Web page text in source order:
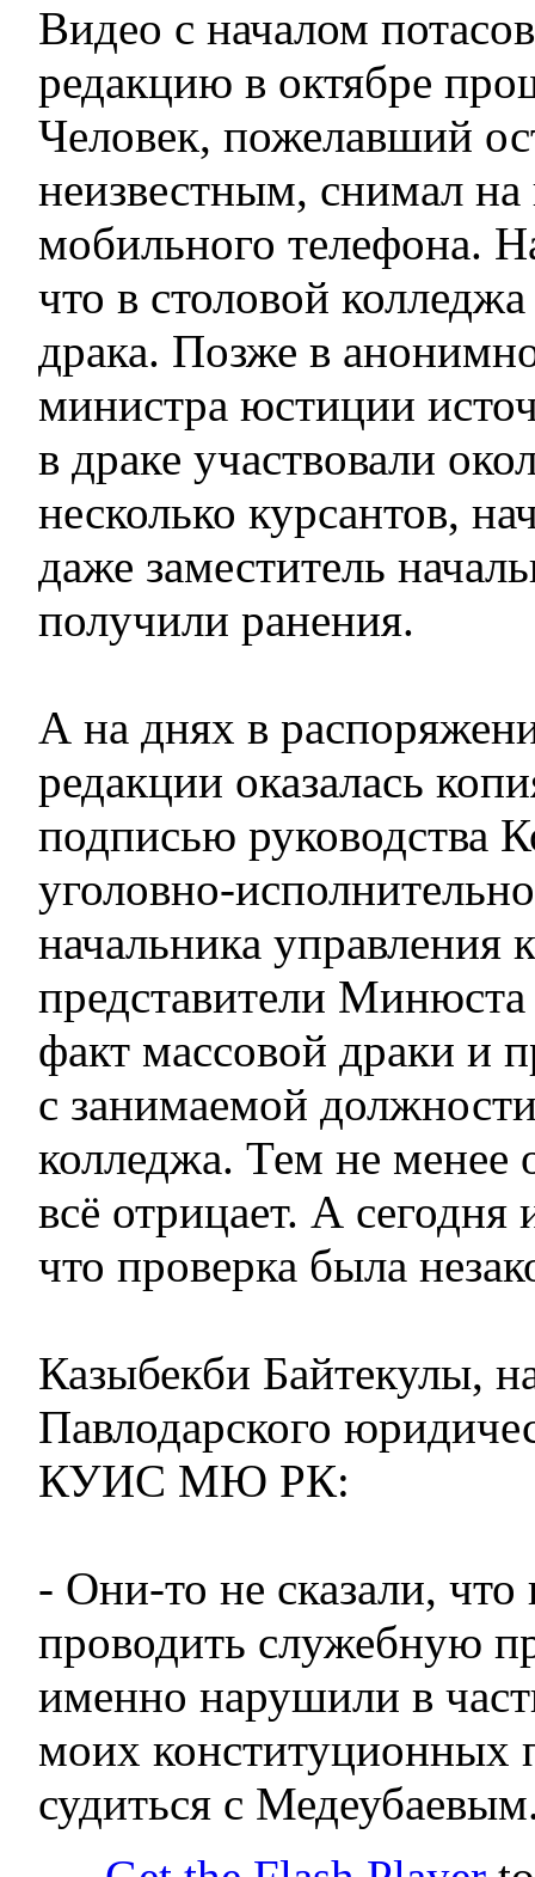
Видео с началом
редакцию в октябре
Человек, пожелавший
неизвестным, снимал на
мобильного телефона.
что в столовой
драка. Позже в
министра юстиции
в драке участвовали
несколько курсантов,
даже заместитель
получили ранения.
А на днях в
редакции оказалась
подписью руководства
уголовно-
начальника управления
представители
факт массовой драки и
с занимаемой
колледжа. Тем не
всё отрицает. А сегодня
что проверка была
Казыбекби Байтекулы,
Павлодарского
КУИС МЮ РК:
- Они-то не сказали, что
проводить служебную
именно нарушили в
моих конституционных
судиться с